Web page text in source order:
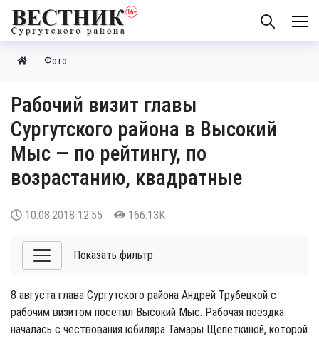
Фото
Рабочий визит главы
Сургутского района в Высокий
Мыс — по рейтингу, по
возрастанию, квадратные
10.08.2018 12:55 166.13K
Показать фильтр
8 августа глава Сургутского района Андрей Трубецкой с
рабочим визитом посетил Высокий Мыс. Рабочая поездка
началась с чествования юбиляра Тамары Щепёткиной, которой